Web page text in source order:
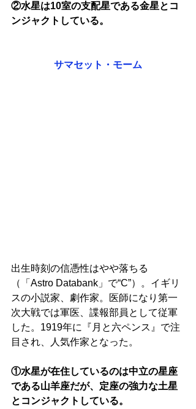
②水星は10室の支配星である金星とコ
ンジャクトしている。
サマセット・モーム
出生時刻の信憑性はやや落ちる
（「Astro Databank」で“C”）。イギリ
スの小説家、劇作家。医師になり第一
次大戦では軍医、諜報部員として従軍
した。1919年に『月と六ペンス』で注
目され、人気作家となった。
①水星が在住しているのは中立の星座
である山羊座だが、定座の強力な土星
とコンジャクトしている。